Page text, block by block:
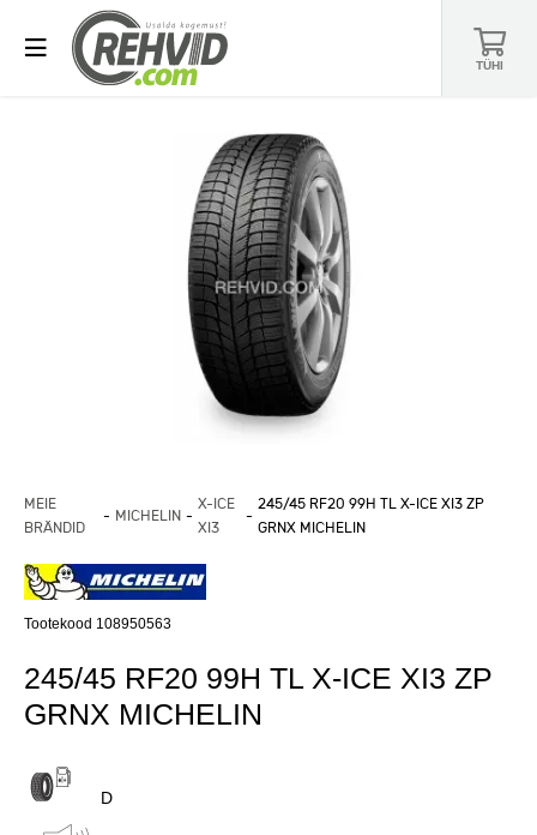
TÜHI
MEIE
BRÄNDID
MICHELIN
X-ICE
XI3
245/45 RF20 99H TL X-ICE XI3 ZP
GRNX MICHELIN
Tootekood 108950563
245/45 RF20 99H TL X-ICE XI3 ZP
GRNX MICHELIN
D